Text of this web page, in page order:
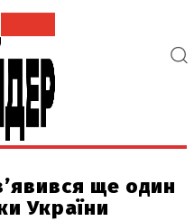
ще один
України